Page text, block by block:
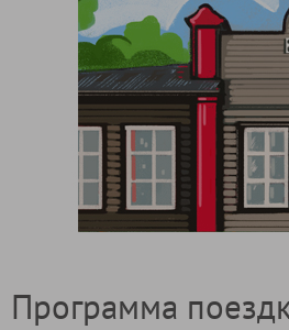
Программа